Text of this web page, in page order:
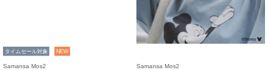
タイムセール対象 NEW
Samansa Mos2 Samansa Mos2